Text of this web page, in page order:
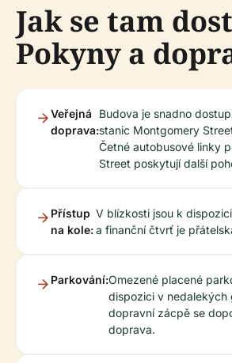
Jak se tam
Pokyny a
Veřejná
doprava:
Budova je snadno
stanic Montgomery
Četné autobusové linky
Street poskytují další
Přístup
na kole:
V blízkosti jsou k
a finanční čtvrť je
Parkování:Omezené placené
dispozici v nedalekých
dopravní zácpě se
doprava.